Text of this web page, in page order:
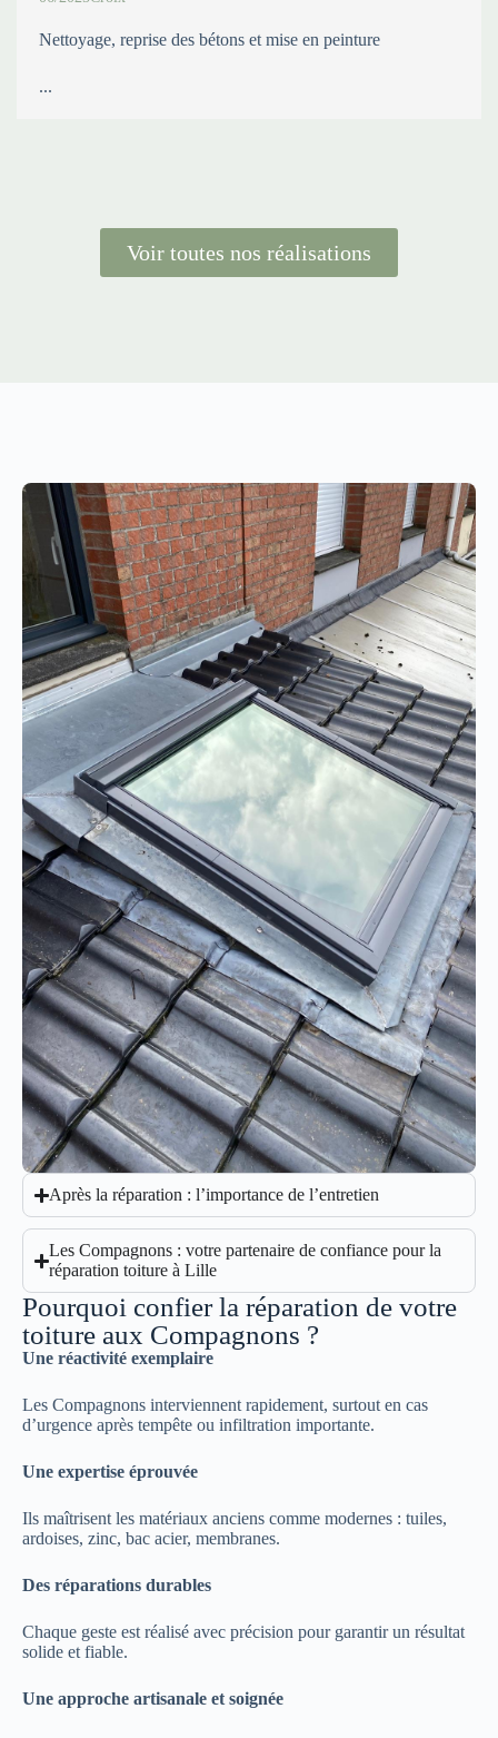
Nettoyage, reprise des bétons et mise en peinture
...
Voir toutes nos réalisations
Après la réparation : l’importance de l’entretien
Les Compagnons : votre partenaire de confiance pour la
réparation toiture à Lille
Pourquoi confier la réparation de votre
toiture aux Compagnons ?
Une réactivité exemplaire
Les Compagnons interviennent rapidement, surtout en cas
d’urgence après tempête ou infiltration importante.
Une expertise éprouvée
Ils maîtrisent les matériaux anciens comme modernes : tuiles,
ardoises, zinc, bac acier, membranes.
Des réparations durables
Chaque geste est réalisé avec précision pour garantir un résultat
solide et fiable.
Une approche artisanale et soignée